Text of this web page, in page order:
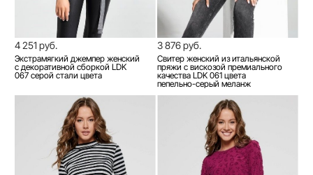
4 251 руб.
Экстрамягкий джемпер женский
с декоративной сборкой LDK
067 серой стали цвета
3 876 руб.
Свитер женский из итальянской
пряжи с вискозой премиального
качества LDK 061 цвета
пепельно-серый меланж